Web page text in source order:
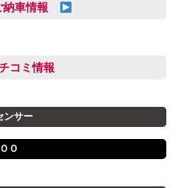
納車情報
コミ情報
ンサー
Ｏ